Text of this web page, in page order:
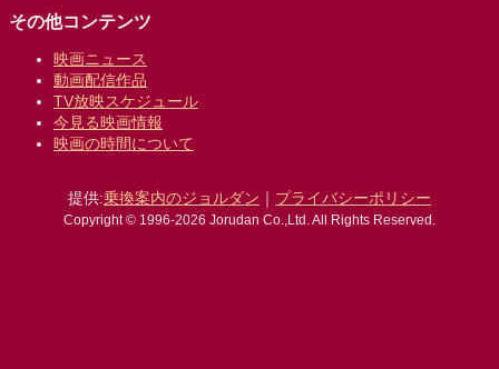
その他コンテンツ
映画ニュース
動画配信作品
TV放映スケジュール
今見る映画情報
映画の時間について
提供:乗換案内のジョルダン ｜ プライバシーポリシー
Copyright © 1996-2026 Jorudan Co.,Ltd. All Rights Reserved.